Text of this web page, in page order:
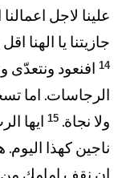
علينا لاجل
جازيتنا يا الهنا
14
افنعود
الرجاسات. اما
ولا نجاة. 15
ايها
ناجين كهذا اليوم.